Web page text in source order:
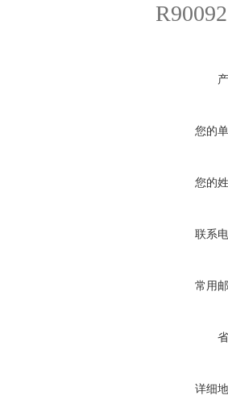
您的
您的
联系
常用
详细